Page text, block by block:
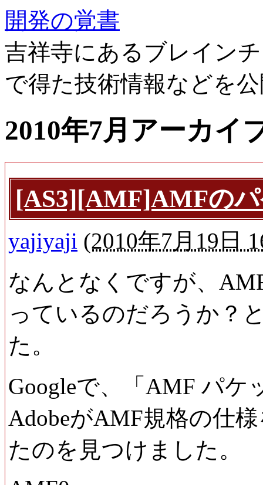
開発の覚書
吉祥寺にあるブレイン
で得た技術情報などを
2010年7月アーカイ
[AS3][AMF]AMFの
yajiyaji (2010年7月19日
なんとなくですが、
っているのだろうか？
た。
Googleで、「AMF パケ
AdobeがAMF規格の仕
たのを見つけました。